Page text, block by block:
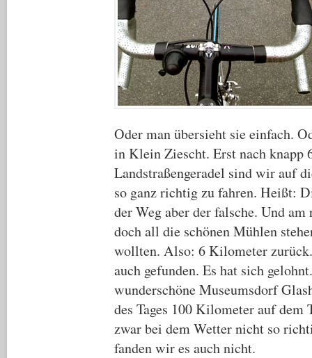
Oder man übersieht sie einfach.
in Klein Ziescht. Erst nach knapp
Landstraßengeradel sind wir auf
so ganz richtig zu fahren. Heißt:
der Weg aber der falsche. Und
doch all die schönen Mühlen
wollten. Also: 6 Kilometer
auch gefunden. Es hat sich
wunderschöne Museumsdorf
des Tages 100 Kilometer auf dem
zwar bei dem Wetter nicht so
fanden wir es auch nicht.